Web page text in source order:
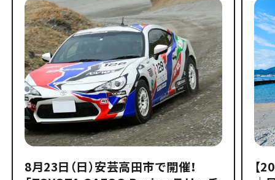
8月23日（日）安芸高田市で開催！
【